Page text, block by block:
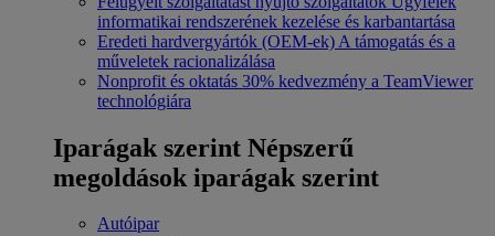
informatikai rendszerének kezelése és karbantartása
Eredeti hardvergyártók (OEM-ek) A támogatás és a
műveletek racionalizálása
Nonprofit és oktatás 30% kedvezmény a TeamViewer
technológiára
Iparágak szerint Népszerű
megoldások iparágak szerint
Autóipar